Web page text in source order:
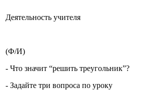
Деятельность учителя
(Ф/И)
- Что значит “решить треугольник”?
- Задайте три вопроса по уроку